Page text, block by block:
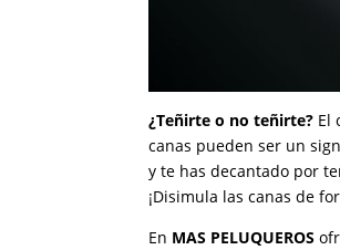
¿Teñirte o no teñirte? El
canas pueden ser un
y te has decantado por
¡Disimula las canas de
En MAS PELUQUEROS